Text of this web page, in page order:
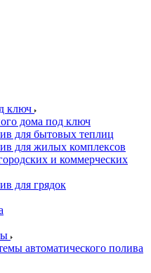
ключ
дома под ключ
для бытовых теплиц
для жилых комплексов
и коммерческих
для грядок
автоматического полива